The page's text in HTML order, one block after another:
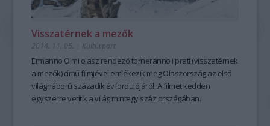
Visszatérnek a mezők
2014. 11. 05. | Kultúrpart
Ermanno Olmi olasz rendezőtorneranno i prati (visszatérnek
a mezők)című filmjével emlékezik meg Olaszország az első
világháború századik évfordulójáról.A filmet kedden
egyszerre vetítik a világ mintegy száz országában.